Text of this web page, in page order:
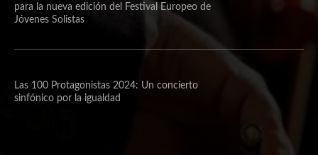
para la nueva edición del Festival Europeo de
Jóvenes Solistas
Las 100 Protagonistas 2024: Un concierto
sinfónico por la igualdad